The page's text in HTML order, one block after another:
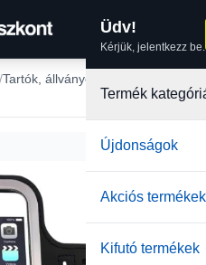
Üdv!
Kérjük, jelentkezz be.
Termék
Újdonságok
Akciós termékek
Kifutó termékek
Tartók, állványok